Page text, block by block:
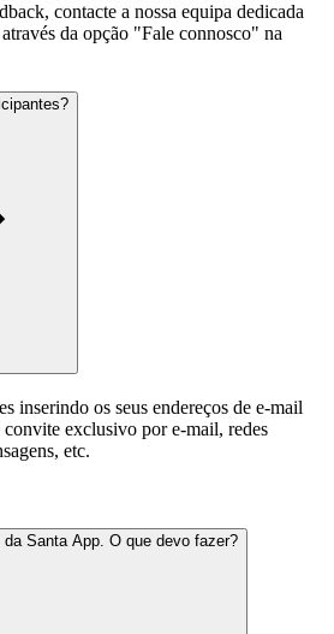
contacte a nossa equipa dedicada
da opção "Fale connosco" na
inserindo os seus endereços de e-mail
exclusivo por e-mail, redes
etc.
Santa App. O que devo fazer?